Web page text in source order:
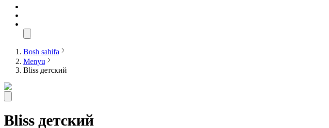
Bosh sahifa
Menyu
Bliss детский
Bliss детский